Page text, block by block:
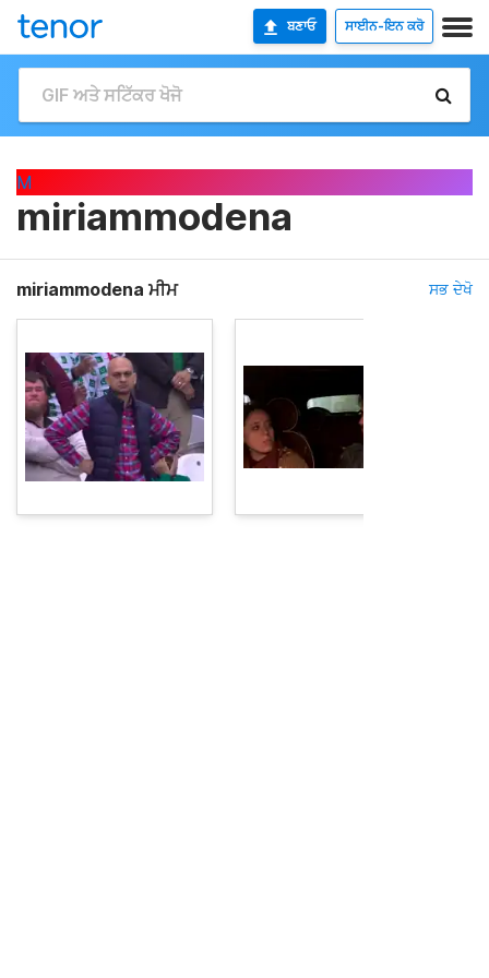
ਬਣਾਓ ਸਾਈਨ-ਇਨ ਕਰੋ
M
miriammodena
miriammodena ਮੀਮ ਸਭ ਦੇਖੋ